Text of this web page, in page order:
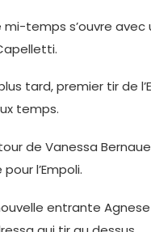
mi-temps s’ouvre
tard, premier tir de
temps.
tour de Vanessa
l’Empoli.
entrante